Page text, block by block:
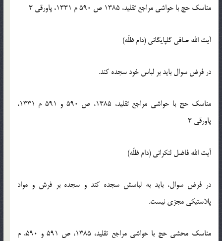
مناسک حج با حواشی مراجع تقلید، 1385 ص 590 م 1331، پاورقی 3
آیت الله صافی گلپایگانی (دام ظلّه)
در فرض سوال باید بر لباس خود سجده کند.
مناسک حج با حواشی مراجع تقلید، 1385، ص 590 و 591 م 1331،
پاورقی 3
آیت الله فاضل لنکرانی (دام ظلّه)
در فرض سوال، باید به لباسش سجده کند و سجده بر فرش و مواد
پلاستیکی مجزی نیست.
مناسک محشی حج با حواشی مراجع تقلید، 1385، ص 591 و 590، م